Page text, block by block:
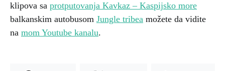
klipova sa protputovanja Kavkaz – Kaspijsko more
balkanskim autobusom Jungle tribea možete da vidite
na mom Youtube kanalu.